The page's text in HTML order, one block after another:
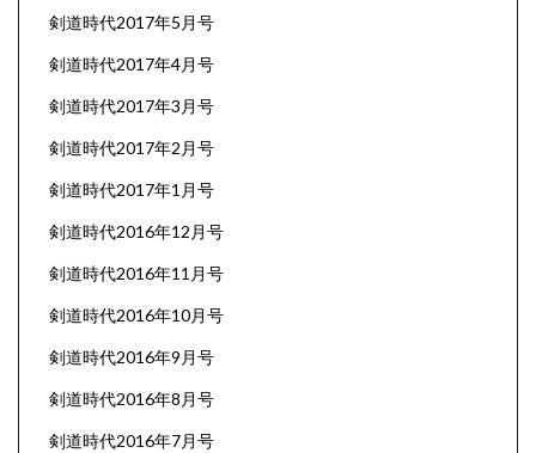
剣道時代2017年5月号
剣道時代2017年4月号
剣道時代2017年3月号
剣道時代2017年2月号
剣道時代2017年1月号
剣道時代2016年12月号
剣道時代2016年11月号
剣道時代2016年10月号
剣道時代2016年9月号
剣道時代2016年8月号
剣道時代2016年7月号